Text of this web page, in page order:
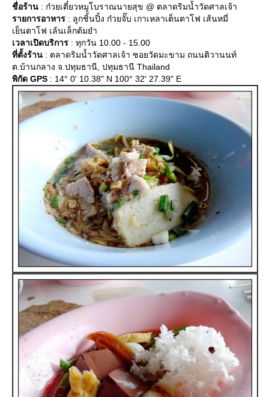
ชื่อร้าน : ก๋วยเตี๋ยวหมูโบราณนายสุข @ ตลาดริมน้ำวัดศาลเจ้า
รายการอาหาร : ลูกชิ้นปิ้ง ก๋วยจั๊บ เกาเหลาเต็นตาโฟ เส้นหมี่
เย็นตาโฟ เล้นเล็กต้มยำ
เวลาเปิดบริการ : ทุกวัน 10.00 - 15.00
ที่ตั้งร้าน : ตลาดริมน้ำวัดศาลเจ้า ซอยวัดมะขาม ถนนติวานนท์
ต.บ้านกลาง จ.ปทุมธานี, ปทุมธานี Thailand
พิกัด GPS : 14° 0' 10.38" N 100° 32' 27.39" E